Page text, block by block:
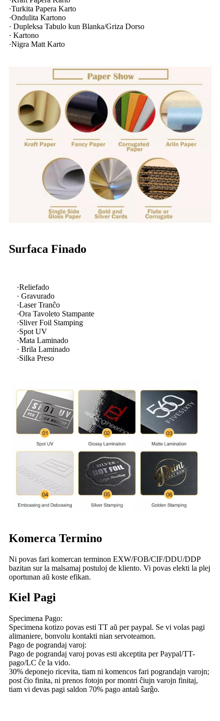
·Turkita Papera Karto
·Ondulita Kartono
· Dupleksa Tabulo kun Blanka/Griza Dorso
· Kartono
·Nigra Matt Karto
Surfaca Finado
·Reliefado
· Gravurado
·Laser Tranĉo
·Ora Tavoleto Stampante
·Sliver Foil Stamping
·Spot UV
·Mata Laminado
· Brila Laminado
·Silka Preso
Komerca Termino
Ni povas fari komercan terminon EXW/FOB/CIF/DDU/DDP
bazitan sur la malsamaj postuloj de kliento. Vi povas elekti la plej
oportunan aŭ koste efikan.
Kiel Pagi
Specimena Pago:
Specimena kotizo povas esti TT aŭ per paypal. Se vi volas pagi
alimaniere, bonvolu kontakti nian servoteamon.
Pago de pograndaj varoj:
Pago de pograndaj varoj povas esti akceptita per Paypal/TT-
pago/LC ĉe la vido.
30% deponejo ricevita, tiam ni komencos fari pograndajn varojn;
post ĉio finita, ni prenos fotojn por montri ĉiujn varojn finitaj,
tiam vi devas pagi saldon 70% pago antaŭ ŝarĝo.